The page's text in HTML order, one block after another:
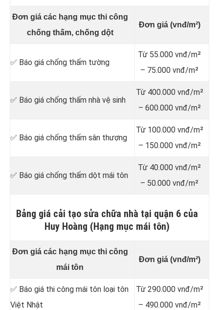
Đơn giá các hạng mục thi công
chống thấm, chống dột
Đơn giá (vnđ/m²)
✅ Báo giá chống thấm tường
Từ 55.000 vnđ/m²
– 75.000 vnđ/m²
✅ Báo giá chống thấm nhà vệ sinh
Từ 400.000 vnđ/m²
– 600.000 vnđ/m²
✅ Báo giá chống thấm sân thượng
Từ 100.000 vnđ/m²
– 150.000 vnđ/m²
✅ Báo giá chống thấm dột mái tôn
Từ 40.000 vnđ/m²
– 50.000 vnđ/m²
Bảng giá cải tạo sửa chữa nhà tại quận 6 của
Huy Hoàng (Hạng mục mái tôn)
Đơn giá các hạng mục thi công
mái tôn
Đơn giá (vnđ/m²)
✅ Báo giá thi công mái tôn loại tôn
Việt Nhật
Từ 290.000 vnđ/m²
– 490.000 vnđ/m²